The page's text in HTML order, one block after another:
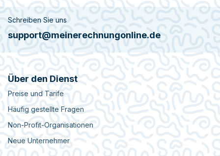
Schreiben Sie uns
support@meinerechnungonline.de
Über den Dienst
Preise und Tarife
Häufig gestellte Fragen
Non-Profit-Organisationen
Neue Unternehmer